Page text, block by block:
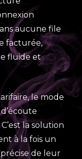
aucune file
facturée,
fluide et
le mode
la solution
à la fois un
de leur